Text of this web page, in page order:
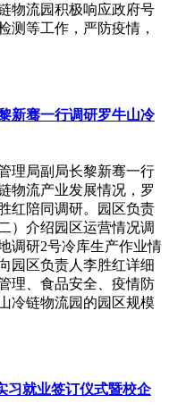
物流园积极响应政府号
测等工作，严防疫情，
新骞一行调研罗牛山冷
理局副局长黎新骞一行
物流产业发展情况，罗
红陪同调研。园区负责
）介绍园区运营情况调
调研2号冷库生产作业情
园区负责人李胜红详细
理、食品安全、疫情防
冷链物流园的园区规模
习就业签订仪式暨校企